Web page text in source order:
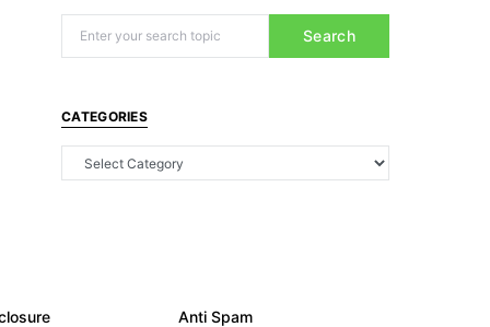
Search
CATEGORIES
Anti Spam